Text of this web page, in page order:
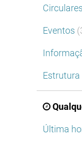
Circulares
Eventos
Última